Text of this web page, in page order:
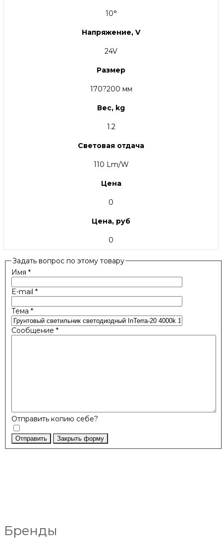
10°
Напряжение, V
24V
Размер
170?200 мм
Вес, kg
1.2
Световая отдача
110 Lm/W
Цена
0
Цена, руб
0
Задать вопрос по этому товару
Имя *
E-mail *
Тема *
Сообщение *
Отправить копию себе?
Отправить Закрыть форму
Бренды